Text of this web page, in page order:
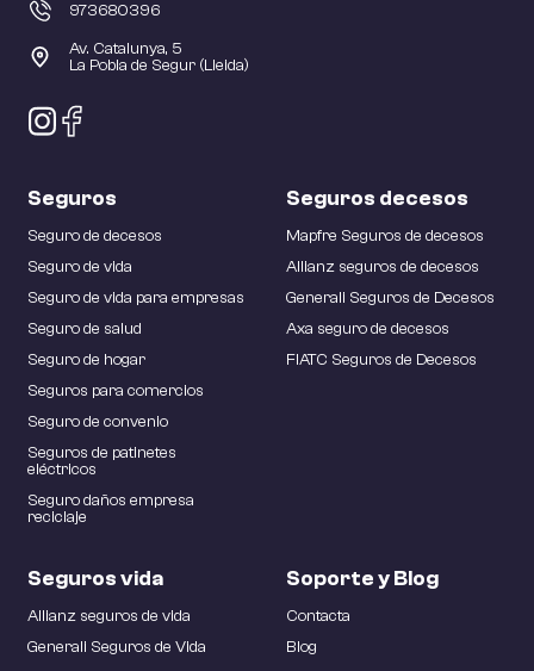
973680396
Av. Catalunya, 5
La Pobla de Segur (Lleida)
Seguros
Seguro de decesos
Seguro de vida
Seguro de vida para empresas
Seguro de salud
Seguro de hogar
Seguros para comercios
Seguro de convenio
Seguros de patinetes
eléctricos
Seguro daños empresa
reciclaje
Seguros decesos
Mapfre Seguros de decesos
Allianz seguros de decesos
Generali Seguros de Decesos
Axa seguro de decesos
FIATC Seguros de Decesos
Seguros vida
Allianz seguros de vida
Generali Seguros de Vida
Soporte y Blog
Contacta
Blog